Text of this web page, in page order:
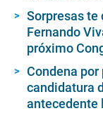
Sorpresas te
Fernando
próximo
Condena
candidatura
antecedente